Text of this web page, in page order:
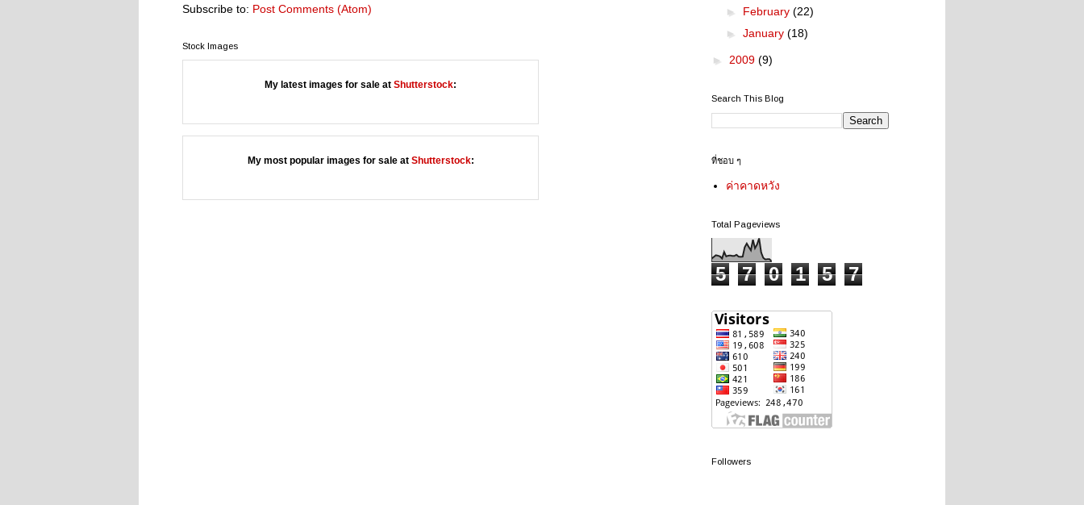
Subscribe to: Post Comments (Atom)
Stock Images
My latest images for sale at Shutterstock:
My most popular images for sale at Shutterstock:
► February (22)
► January (18)
► 2009 (9)
Search This Blog
ที่ชอบ ๆ
ค่าคาดหวัง
Total Pageviews
5 7 0 1 5 7
Followers